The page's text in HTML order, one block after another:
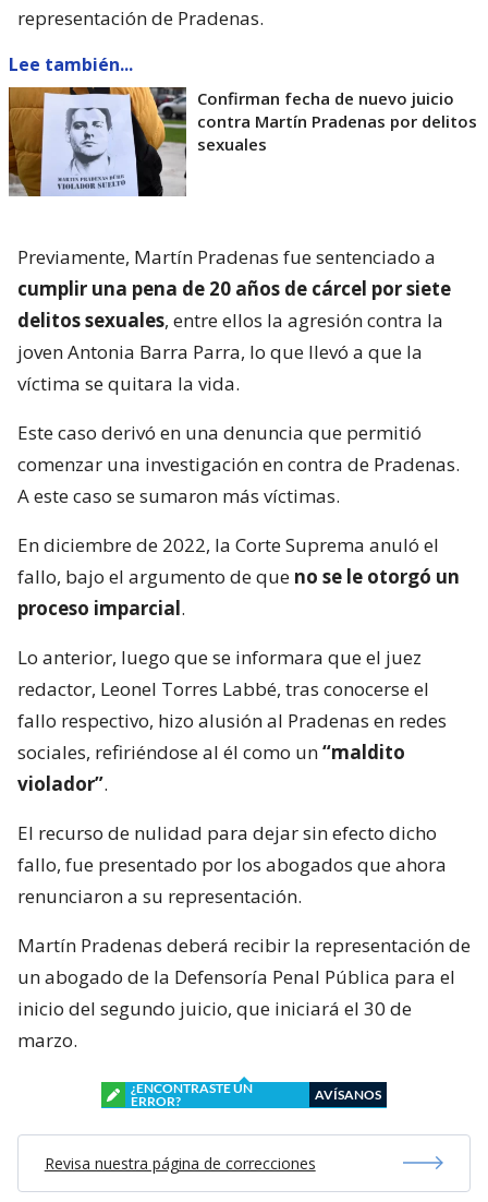
representación de Pradenas.
Lee también...
Confirman fecha de nuevo juicio
contra Martín Pradenas por delitos
sexuales
Previamente, Martín Pradenas fue sentenciado a
cumplir una pena de 20 años de cárcel por siete
delitos sexuales, entre ellos la agresión contra la
joven Antonia Barra Parra, lo que llevó a que la
víctima se quitara la vida.
Este caso derivó en una denuncia que permitió
comenzar una investigación en contra de Pradenas.
A este caso se sumaron más víctimas.
En diciembre de 2022, la Corte Suprema anuló el
fallo, bajo el argumento de que no se le otorgó un
proceso imparcial.
Lo anterior, luego que se informara que el juez
redactor, Leonel Torres Labbé, tras conocerse el
fallo respectivo, hizo alusión al Pradenas en redes
sociales, refiriéndose al él como un“maldito
violador”.
El recurso de nulidad para dejar sin efecto dicho
fallo, fue presentado por los abogados que ahora
renunciaron a su representación.
Martín Pradenas deberá recibir la representación de
un abogado de la Defensoría Penal Pública para el
inicio del segundo juicio, que iniciará el 30 de
marzo.
¿ENCONTRASTE UN
ERROR?
AVÍSANOS
Revisa nuestra página de correcciones